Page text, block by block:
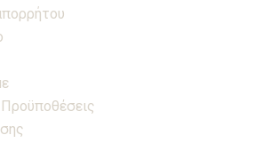
Προϋποθέσεις